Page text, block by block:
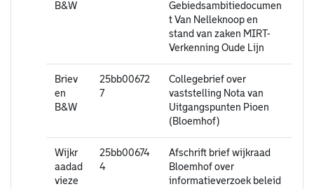
B&W
Gebiedsambitiedocumen
t Van Nelleknoop en
stand van zaken MIRT-
Verkenning Oude Lijn
Briev
en
B&W
25bb00672
7
Collegebrief over
vaststelling Nota van
Uitgangspunten Pioen
(Bloemhof)
Wijkr
aadad
vieze
25bb00674
4
Afschrift brief wijkraad
Bloemhof over
informatieverzoek beleid